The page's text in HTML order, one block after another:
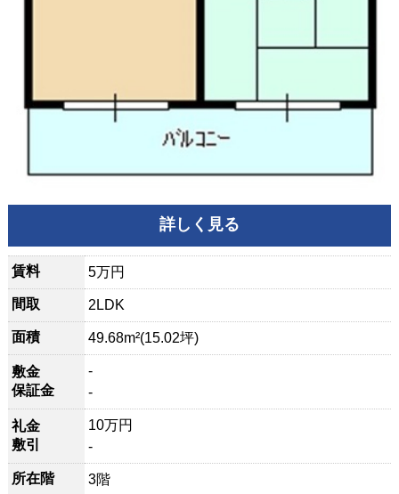
詳しく見る
賃料 5万円
間取 2LDK
面積 49.68m²(15.02坪)
敷金
保証金
-
-
礼金
敷引
10万円
-
所在階 3階